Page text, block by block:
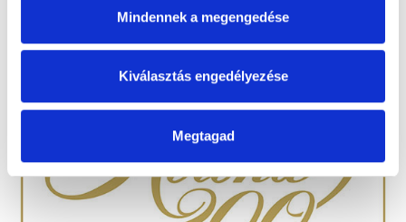
Mindennek a megengedése
Kiválasztás engedélyezése
Megtagad